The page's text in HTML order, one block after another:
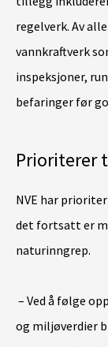
regelverk. Av
vannkraftverk
inspeksjoner,
befaringer før
Prioriterer
NVE har
det fortsatt er
naturinngrep.
– Ved å følge
og miljøverdier